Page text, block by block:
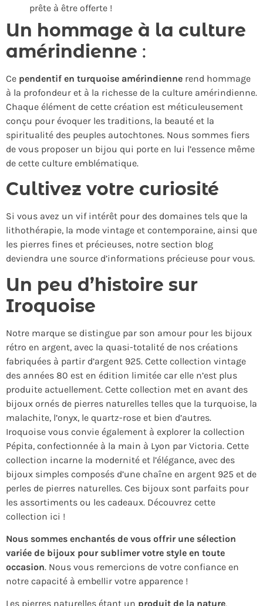
prête à être offerte !
Un hommage à la culture
amérindienne :
Ce pendentif en turquoise amérindienne rend hommage
à la profondeur et à la richesse de la culture amérindienne.
Chaque élément de cette création est méticuleusement
conçu pour évoquer les traditions, la beauté et la
spiritualité des peuples autochtones. Nous sommes fiers
de vous proposer un bijou qui porte en lui l’essence même
de cette culture emblématique.
Cultivez votre curiosité
Si vous avez un vif intérêt pour des domaines tels que la
lithothérapie, la mode vintage et contemporaine, ainsi que
les pierres fines et précieuses, notre section blog
deviendra une source d’informations précieuse pour vous.
Un peu d’histoire sur
Iroquoise
Notre marque se distingue par son amour pour les bijoux
rétro en argent, avec la quasi-totalité de nos créations
fabriquées à partir d’argent 925. Cette collection vintage
des années 80 est en édition limitée car elle n’est plus
produite actuellement. Cette collection met en avant des
bijoux ornés de pierres naturelles telles que la turquoise, la
malachite, l’onyx, le quartz-rose et bien d’autres.
Iroquoise vous convie également à explorer la collection
Pépita, confectionnée à la main à Lyon par Victoria. Cette
collection incarne la modernité et l’élégance, avec des
bijoux simples composés d’une chaîne en argent 925 et de
perles de pierres naturelles. Ces bijoux sont parfaits pour
les assortiments ou les cadeaux. Découvrez cette
collection ici !
Nous sommes enchantés de vous offrir une sélection
variée de bijoux pour sublimer votre style en toute
occasion. Nous vous remercions de votre confiance en
notre capacité à embellir votre apparence !
Les pierres naturelles étant un produit de la nature,